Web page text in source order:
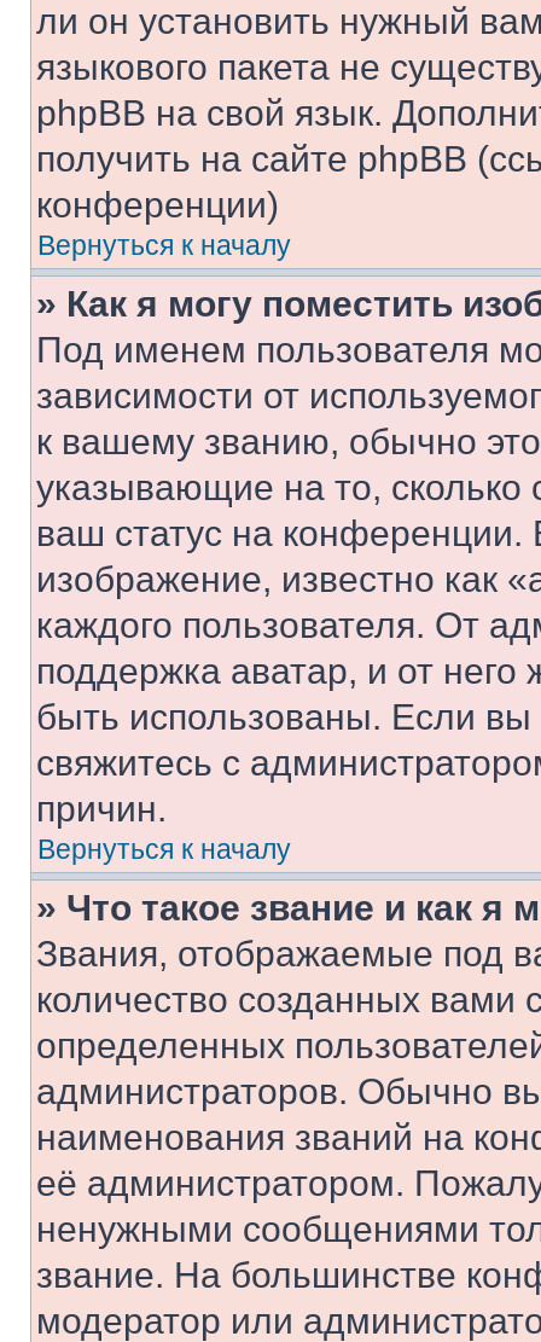
ли он установить нужный
языкового пакета не
phpBB на свой язык.
получить на сайте phpBB
конференции)
Вернуться к началу
» Как я могу поместить
Под именем пользователя
зависимости от
к вашему званию, обычно это
указывающие на то,
ваш статус на
изображение, известно как
каждого пользователя. От
поддержка аватар, и от него
быть использованы. Если
свяжитесь с
причин.
Вернуться к началу
» Что такое звание и как я
Звания, отображаемые под
количество созданных
определенных
администраторов. Обычно
наименования званий на
её администратором.
ненужными сообщениями
звание. На большинстве
модератор или